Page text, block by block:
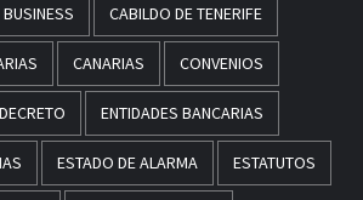
BUSINESS CABILDO DE TENERIFE
CANARIAS CONVENIOS
DECRETO ENTIDADES BANCARIAS
ESTADO DE ALARMA ESTATUTOS